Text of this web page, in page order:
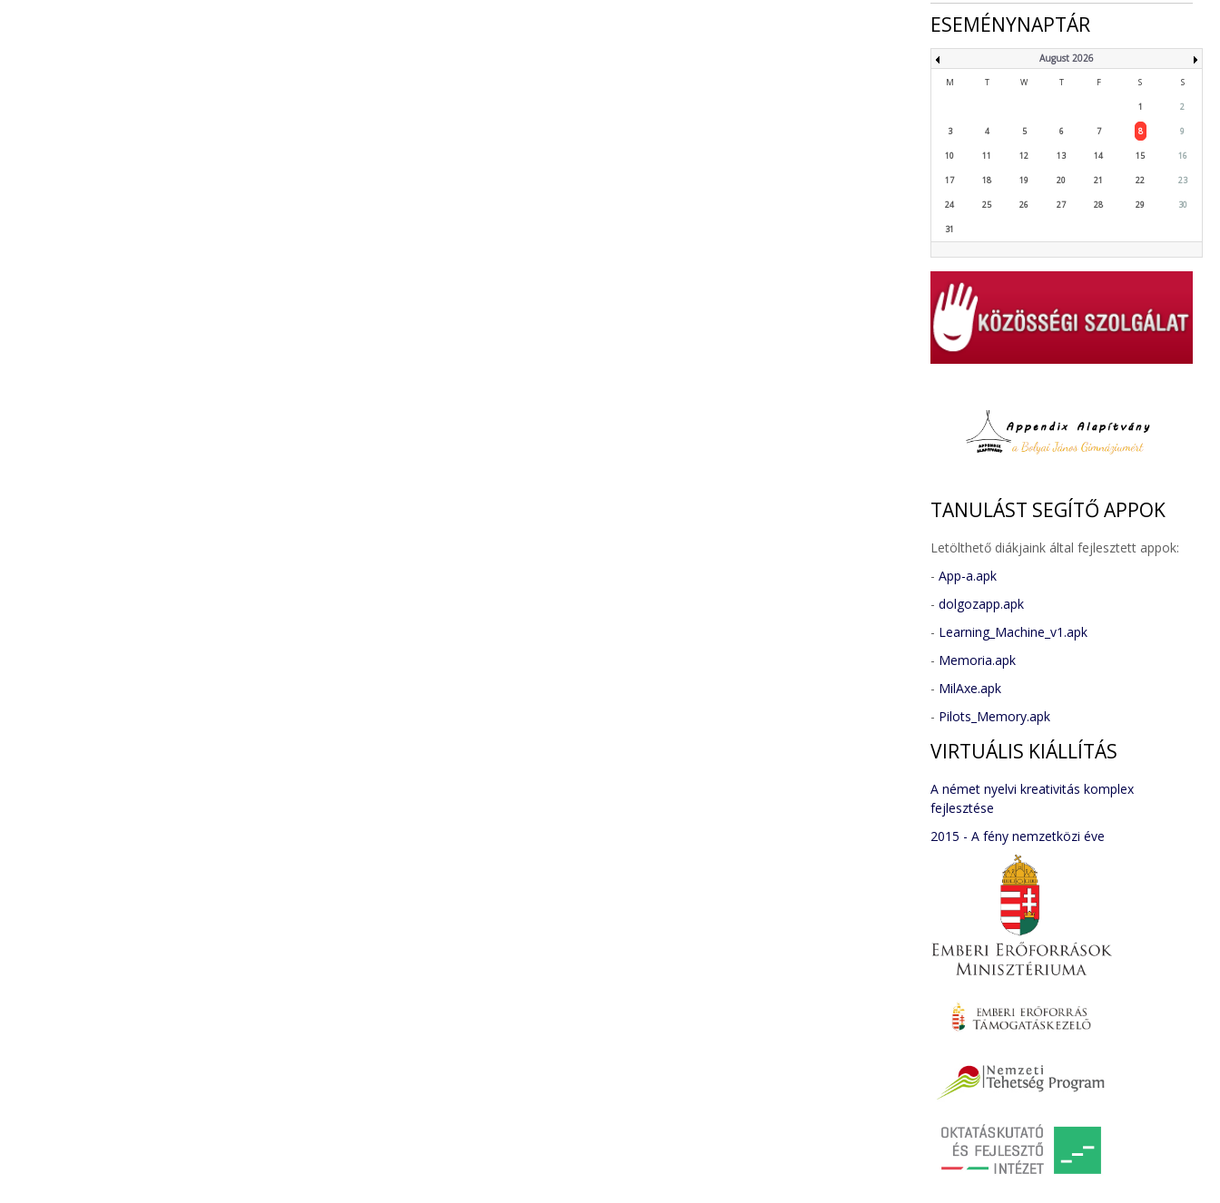
ESEMÉNYNAPTÁR
August 2026
M T W T F S S
1 2
3 4 5 6 7 8 9
10 11 12 13 14 15 16
17 18 19 20 21 22 23
24 25 26 27 28 29 30
31
TANULÁST SEGÍTŐ APPOK
Letölthető diákjaink által fejlesztett appok:
- App-a.apk
- dolgozapp.apk
- Learning_Machine_v1.apk
- Memoria.apk
- MilAxe.apk
- Pilots_Memory.apk
VIRTUÁLIS KIÁLLÍTÁS
A német nyelvi kreativitás komplex
fejlesztése
2015 - A fény nemzetközi éve